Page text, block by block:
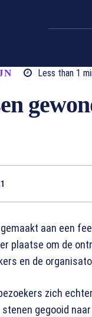
Less than 1
aan een
plaatse om de
en de
zich
gegooid